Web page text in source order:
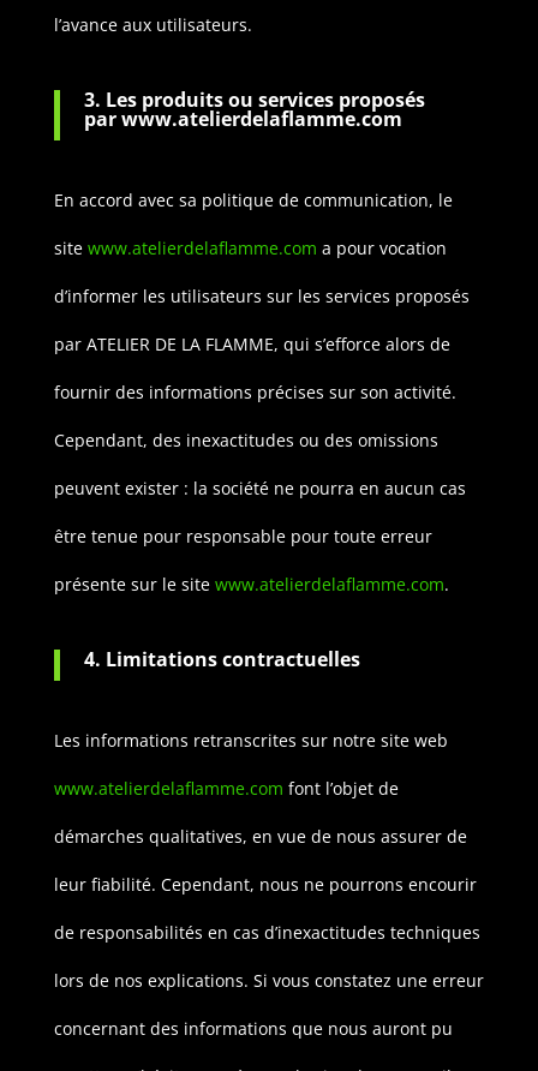
l’avance aux utilisateurs.
3. Les produits ou services proposés
parwww.atelierdelaflamme.com
En accord avec sa politique de communication, le
site www.atelierdelaflamme.com a pour vocation
d’informer les utilisateurs sur les services proposés
par ATELIER DE LA FLAMME, qui s’efforce alors de
fournir des informations précises sur son activité.
Cependant, des inexactitudes ou des omissions
peuvent exister : la société ne pourra en aucun cas
être tenue pour responsable pour toute erreur
présente sur le site www.atelierdelaflamme.com.
4. Limitations contractuelles
Les informations retranscrites sur notre site web
www.atelierdelaflamme.com font l’objet de
démarches qualitatives, en vue de nous assurer de
leur fiabilité. Cependant, nous ne pourrons encourir
de responsabilités en cas d’inexactitudes techniques
lors de nos explications. Si vous constatez une erreur
concernant des informations que nous auront pu